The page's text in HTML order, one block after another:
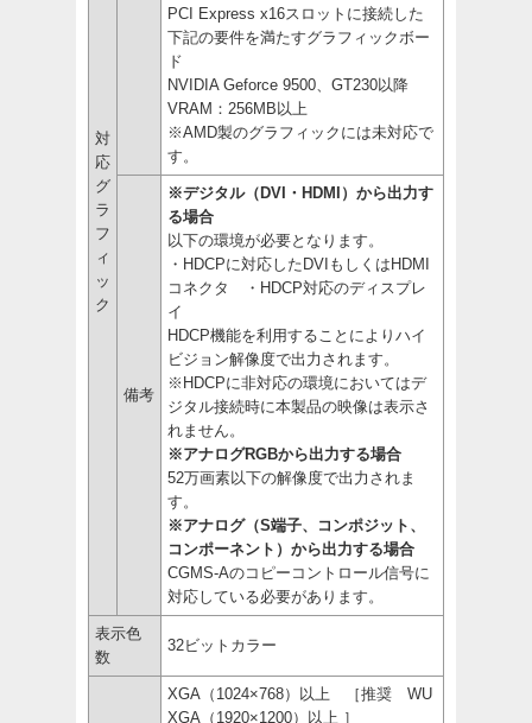
対
応
グ
ラ
フ
ィ
ッ
ク
PCI Express x16スロットに接続した
下記の要件を満たすグラフィックボー
ド
NVIDIA Geforce 9500、GT230以降
VRAM：256MB以上
※AMD製のグラフィックには未対応で
す。
備考
※デジタル（DVI・HDMI）から出力す
る場合
以下の環境が必要となります。
・HDCPに対応したDVIもしくはHDMI
コネクタ ・HDCP対応のディスプレ
イ
HDCP機能を利用することによりハイ
ビジョン解像度で出力されます。
※HDCPに非対応の環境においてはデ
ジタル接続時に本製品の映像は表示さ
れません。
※アナログRGBから出力する場合
52万画素以下の解像度で出力されま
す。
※アナログ（S端子、コンポジット、
コンポーネント）から出力する場合
CGMS-Aのコピーコントロール信号に
対応している必要があります。
表示色
数
32ビットカラー
XGA（1024×768）以上 ［推奨 WU
XGA（1920×1200）以上 ］